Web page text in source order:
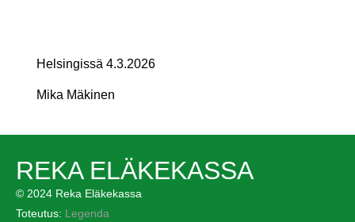
Helsingissä 4.3.2026
Mika Mäkinen
REKA ELÄKEKASSA
© 2024 Reka Eläkekassa
Toteutus: Legenda